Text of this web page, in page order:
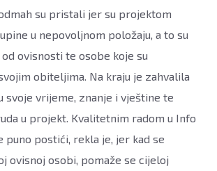
odmah su pristali jer su projektom
u nepovoljnom položaju, a to su
ovisnosti te osobe koje su
obiteljima. Na kraju je zahvalila
svoje vrijeme, znanje i vještine te
u projekt. Kvalitetnim radom u Info
puno postići, rekla je, jer kad se
ovisnoj osobi, pomaže se cijeloj